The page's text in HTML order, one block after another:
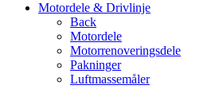
Motordele & Drivlinje
Back
Motordele
Motorrenoveringsdele
Pakninger
Luftmassemåler